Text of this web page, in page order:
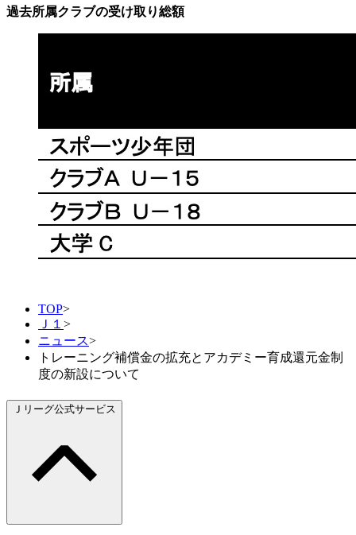
過去所属クラブの受け取り総額
TOP>
Ｊ１ >
ニュース>
トレーニング補償金の拡充とアカデミー育成還元金制
度の新設について
Ｊリーグ公式サービス